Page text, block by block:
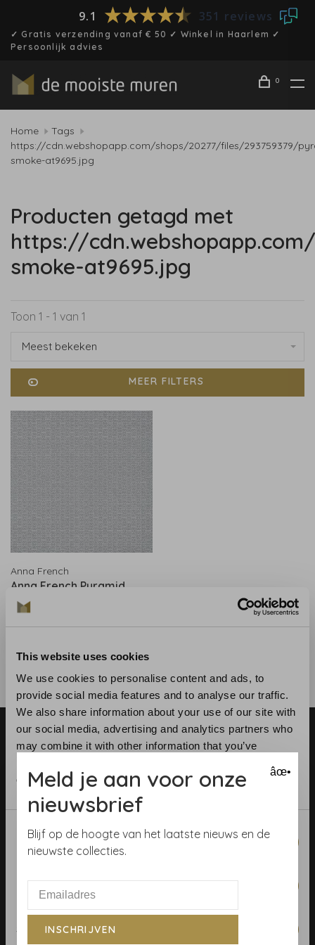
This website uses cookies
We use cookies to personalise content and ads, to
provide social media features and to analyse our traffic.
We also share information about your use of our site with
our social media, advertising and analytics partners who
may combine it with other information that you’ve
of their services.
Consent
Selection
Necessary
Statistics
9.1 351 reviews
✓ Gratis verzending vanaf € 50 ✓ Winkel in Haarlem ✓
Persoonlijk advies
0
Home
Tags
https://cdn.webshopapp.com/shops/20277/files/293759379/
smoke-at9695.jpg
Producten getagd met
https://
smoke-at9695.jpg
Toon 1 - 1 van 1
Meest bekeken
MEER FILTERS
Anna French
Anna French Pyramid
Smoke AT9695
Telefoon:+31 (0)23 531 90 08
E-mail: info@demooistemuren.nl
Adres:
Zijlstraat 83, Haarlem
Algemene voorwaarden
âœ•
Meld je aan voor onze
nieuwsbrief
Blijf op de hoogte van het laatste nieuws en de
nieuwste collecties.
INSCHRIJVEN